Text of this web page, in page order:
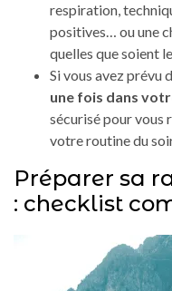
respiration,
positives… ou une
quelles que soient
Si vous avez prévu
une fois dans
sécurisé pour vous
votre routine du
Préparer sa
: checklist